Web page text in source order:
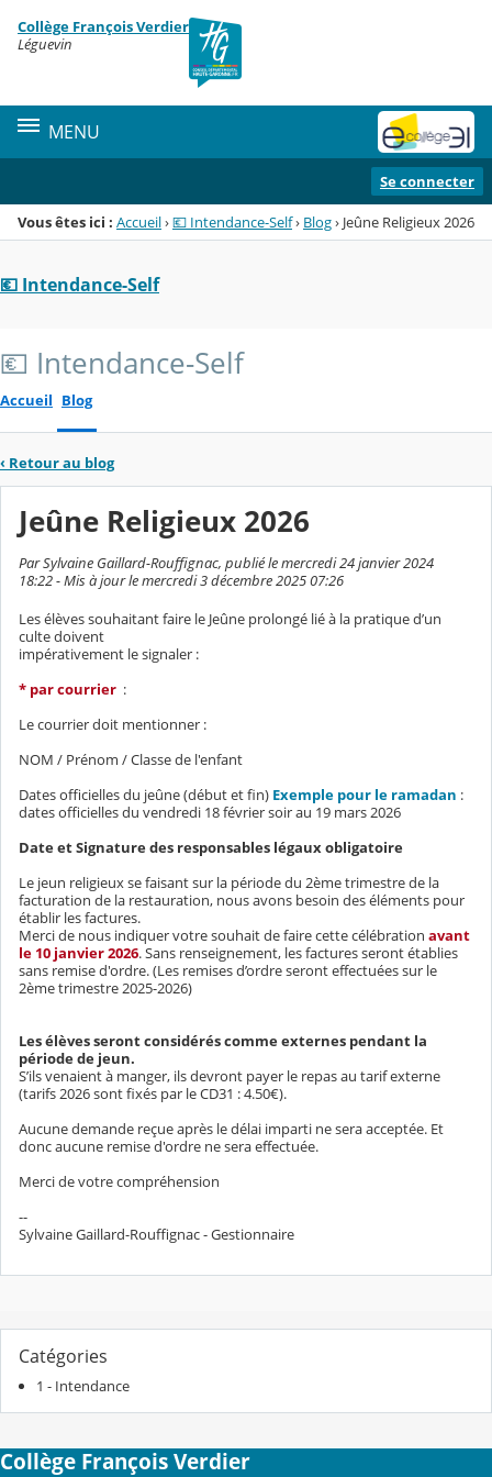
Menu de la rubrique
Contenu
Collège François Verdier
Léguevin
MENU
Se connecter
Vous êtes ici : Accueil›💶 Intendance-Self› Blog› Jeûne Religieux 2026
💶 Intendance-Self
💶 Intendance-Self
Accueil Blog
‹ Retour au blog
Jeûne Religieux 2026
Par Sylvaine Gaillard-Rouffignac, publié le mercredi 24 janvier 2024
18:22 - Mis à jour le mercredi 3 décembre 2025 07:26
Les élèves souhaitant faire le Jeûne prolongé lié à la pratique d’un
culte doivent
impérativement le signaler :
* par courrier :
Le courrier doit mentionner :
NOM / Prénom / Classe de l'enfant
Dates officielles du jeûne (début et fin) Exemple pour le ramadan :
dates officielles du vendredi 18 février soir au 19 mars 2026
Date et Signature des responsables légaux obligatoire
Le jeun religieux se faisant sur la période du 2ème trimestre de la
facturation de la restauration, nous avons besoin des éléments pour
établir les factures.
Merci de nous indiquer votre souhait de faire cette célébration avant
le 10 janvier 2026. Sans renseignement, les factures seront établies
sans remise d'ordre. (Les remises d’ordre seront effectuées sur le
2ème trimestre 2025-2026)
Les élèves seront considérés comme externes pendant la
période de jeun.
S’ils venaient à manger, ils devront payer le repas au tarif externe
(tarifs 2026 sont fixés par le CD31 : 4.50€).
Aucune demande reçue après le délai imparti ne sera acceptée. Et
donc aucune remise d'ordre ne sera effectuée.
Merci de votre compréhension
--
Sylvaine Gaillard-Rouffignac - Gestionnaire
Catégories
1 - Intendance
Collège François Verdier